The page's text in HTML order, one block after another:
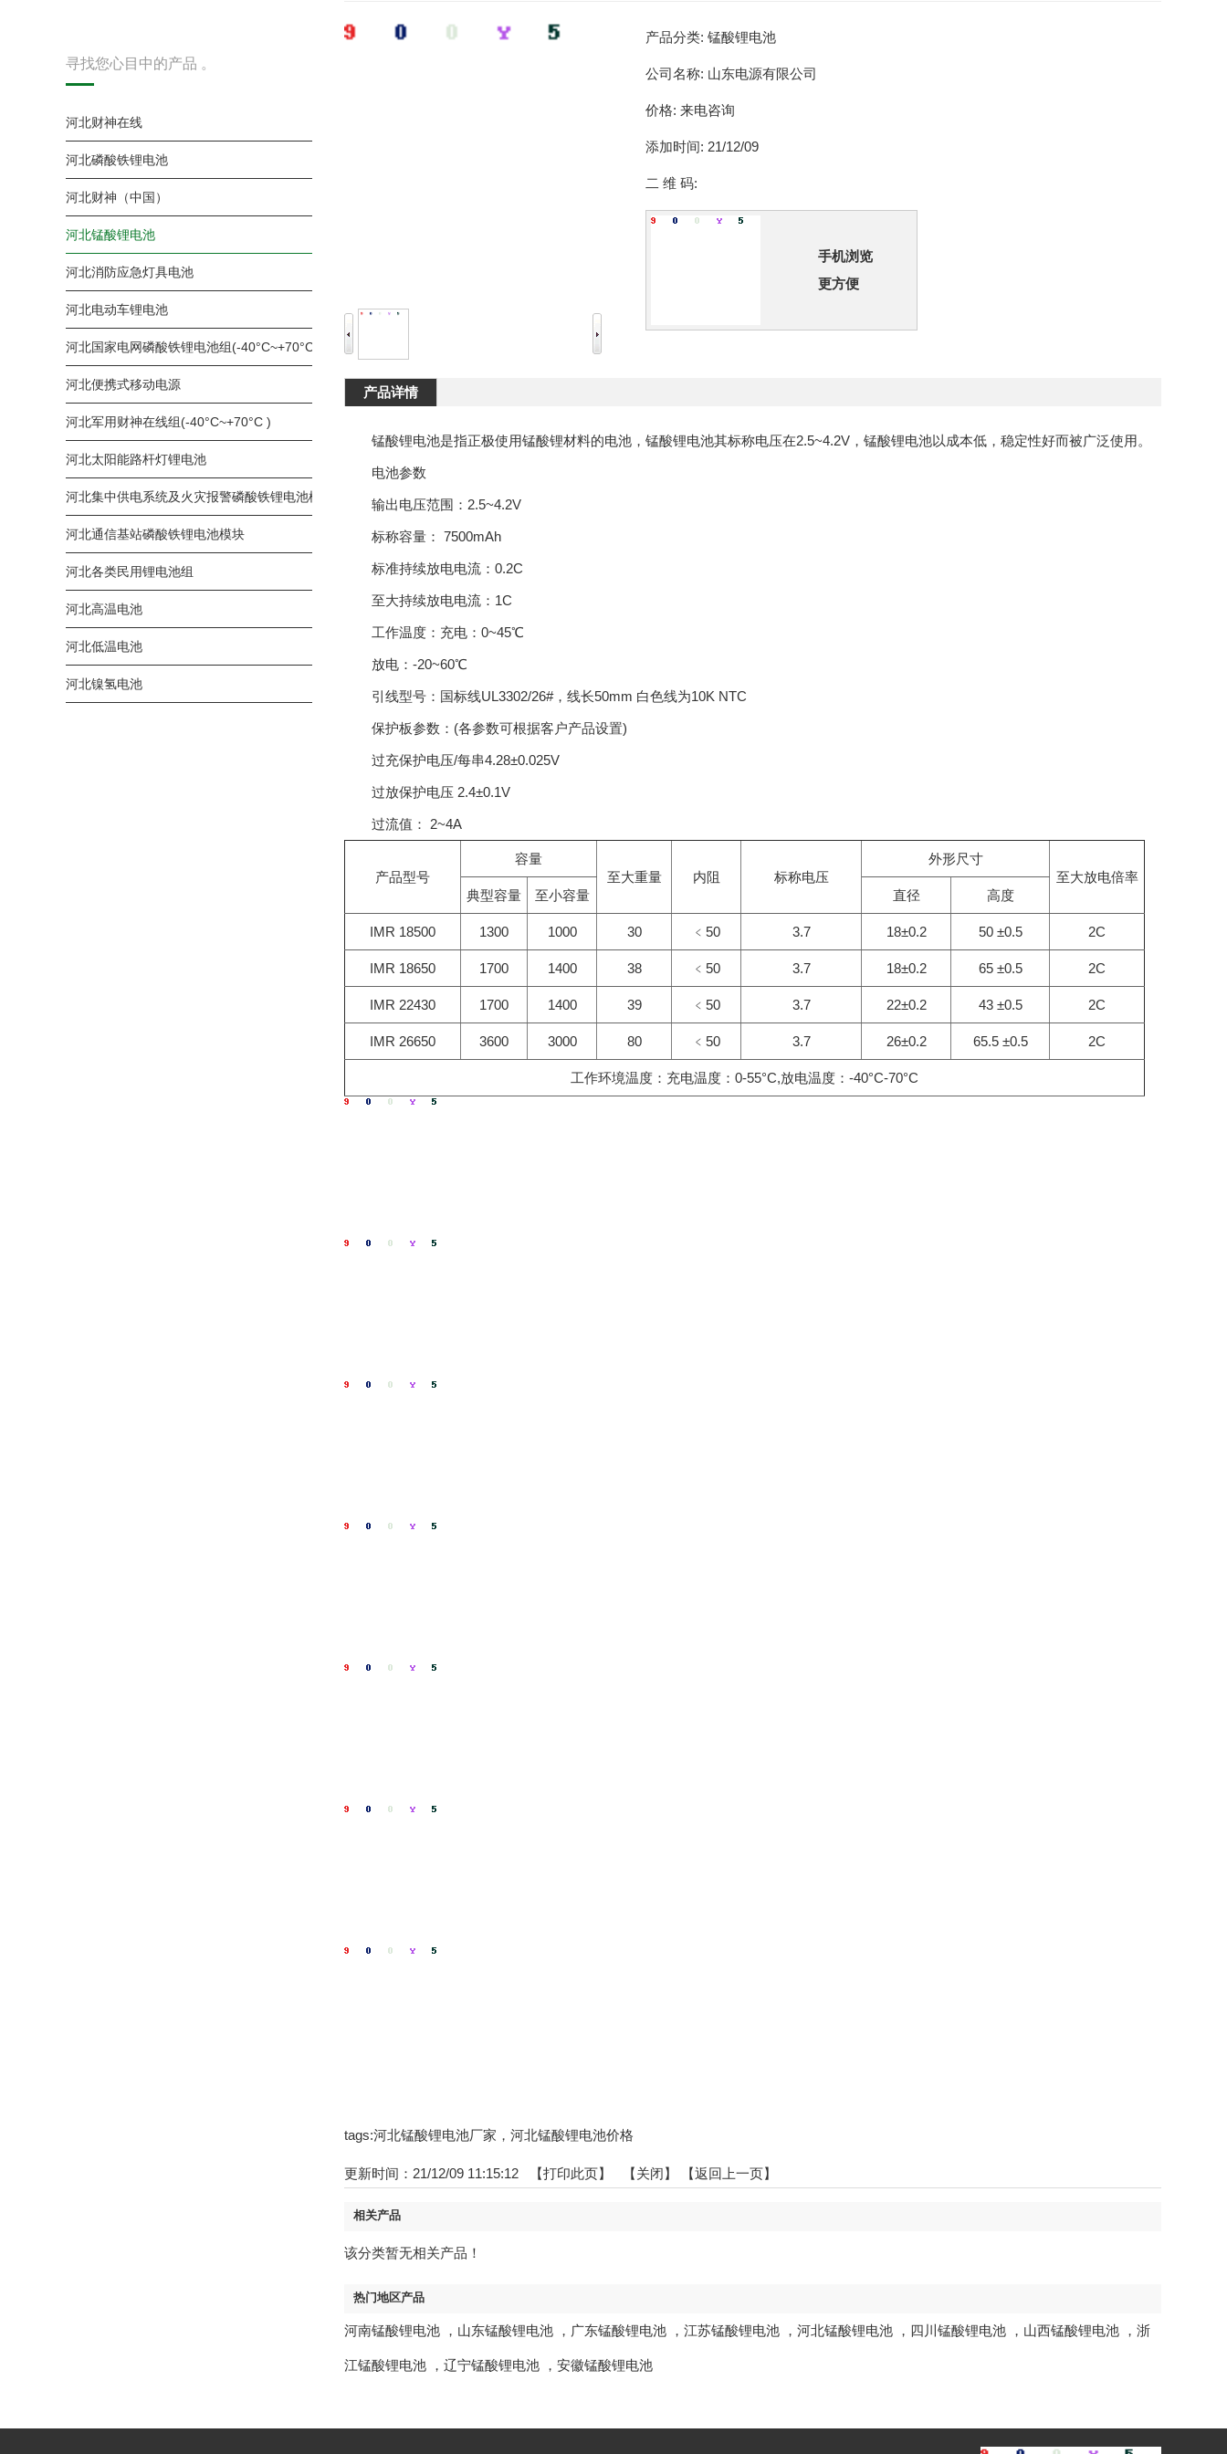
寻找您心目中的产品 。
河北财神在线
河北磷酸铁锂电池
河北财神（中国）
河北锰酸锂电池
河北消防应急灯具电池
河北电动车锂电池
河北国家电网磷酸铁锂电池组(-40°C~+70°C )
河北便携式移动电源
河北军用财神在线组(-40°C~+70°C )
河北太阳能路杆灯锂电池
河北集中供电系统及火灾报警磷酸铁锂电池模块
河北通信基站磷酸铁锂电池模块
河北各类民用锂电池组
河北高温电池
河北低温电池
河北镍氢电池
产品分类: 锰酸锂电池
公司名称: 山东电源有限公司
价格: 来电咨询
添加时间: 21/12/09
二 维 码:
手机浏览
更方便
产品详情
锰酸锂电池是指正极使用锰酸锂材料的电池，锰酸锂电池其标称电压在2.5~4.2V，锰酸锂电池以成本低，稳定性好而被广泛使用。
电池参数
输出电压范围：2.5~4.2V
标称容量： 7500mAh
标准持续放电电流：0.2C
至大持续放电电流：1C
工作温度：充电：0~45℃
放电：-20~60℃
引线型号：国标线UL3302/26#，线长50mm 白色线为10K NTC
保护板参数：(各参数可根据客户产品设置)
过充保护电压/每串4.28±0.025V
过放保护电压 2.4±0.1V
过流值： 2~4A
产品型号
容量
至大重量
内阻 标称电压
外形尺寸
至大放电倍率
典型容量
至小容量 直径 高度
IMR 18500 1300 1000 30 ﹤50 3.7 18±0.2 50 ±0.5 2C
IMR 18650 1700 1400 38 ﹤50 3.7 18±0.2 65 ±0.5 2C
IMR 22430 1700 1400 39 ﹤50 3.7 22±0.2 43 ±0.5 2C
IMR 26650 3600 3000 80 ﹤50 3.7 26±0.2 65.5 ±0.5 2C
工作环境温度：充电温度：0-55°C,放电温度：-40°C-70°C
tags:河北锰酸锂电池厂家，河北锰酸锂电池价格
更新时间：21/12/09 11:15:12 【打印此页】 【关闭】 【返回上一页】
相关产品
该分类暂无相关产品！
热门地区产品
河南锰酸锂电池 ， 山东锰酸锂电池 ， 广东锰酸锂电池 ， 江苏锰酸锂电池 ， 河北锰酸锂电池 ， 四川锰酸锂电池 ， 山西锰酸锂电池 ， 浙
江锰酸锂电池 ， 辽宁锰酸锂电池 ， 安徽锰酸锂电池